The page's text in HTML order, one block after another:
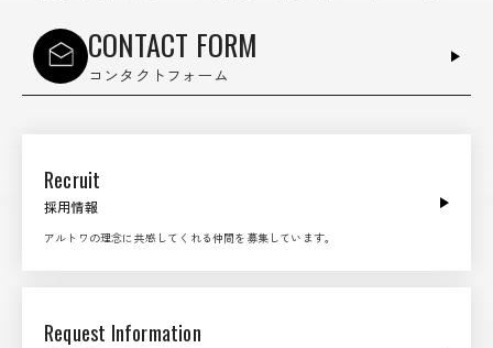
CONTACT FORM
コンタクトフォーム
Recruit
採用情報
アルトワの理念に共感してくれる仲間を募集しています。
Request Information